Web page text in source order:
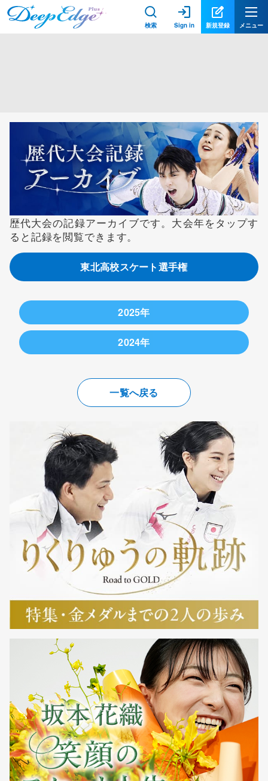
検索 Sign in 新規登録 メニュー
歴代大会の記録アーカイブです。大会年をタップす
ると記録を閲覧できます。
東北高校スケート選手権
2025年
2025年11月8日
小山蒼斗
（宮城・東
55.65点
（2）田名部
（青森・八戸
学院光星）
45.00点
（3）堀野
（青森・八戸
工大一）
42.98点
▽女子
工藤緒心
（青森・八戸
工大一）
48.07点
（2）
（青森・八戸
学院光星）
42.46点
（3） 鷹山
（青森・八戸
工大一）
39.46点
▽男子
（1）小山蒼斗
55.65点
2024年
▽男子
（青森・八戸
学院光星）
（2） 種市
（青森・八戸
西）
29.92点
（出場2人）
▽女子
（1） 吉田けい
（宮城・常盤
木学園）
42.89点
（2）長沢
（岩手・盛岡
四）
40.76点
藤原
（青森・八戸
学院光星）
40.24点
一覧へ戻る